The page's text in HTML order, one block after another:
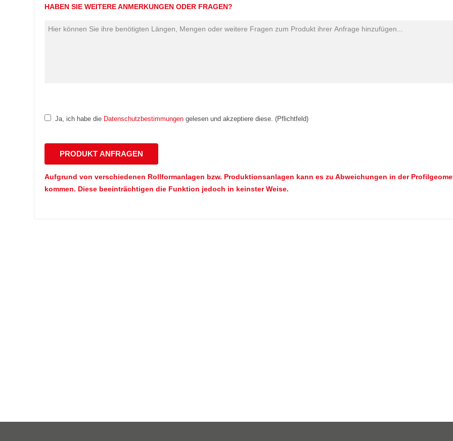
HABEN SIE WEITERE ANMERKUNGEN ODER FRAGEN?
Ja, ich habe die Datenschutzbestimmungen gelesen und akzeptiere diese. (Pflichtfeld)
Aufgrund von verschiedenen Rollformanlagen bzw. Produktionsanlagen kann es zu Abweichungen in der
kommen. Diese beeinträchtigen die Funktion jedoch in keinster Weise.